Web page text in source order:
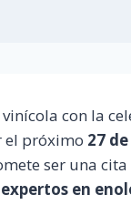
con la
el próximo 27
ser una cita
expertos en